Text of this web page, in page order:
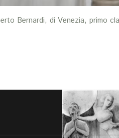
Bernardi, di Venezia, primo